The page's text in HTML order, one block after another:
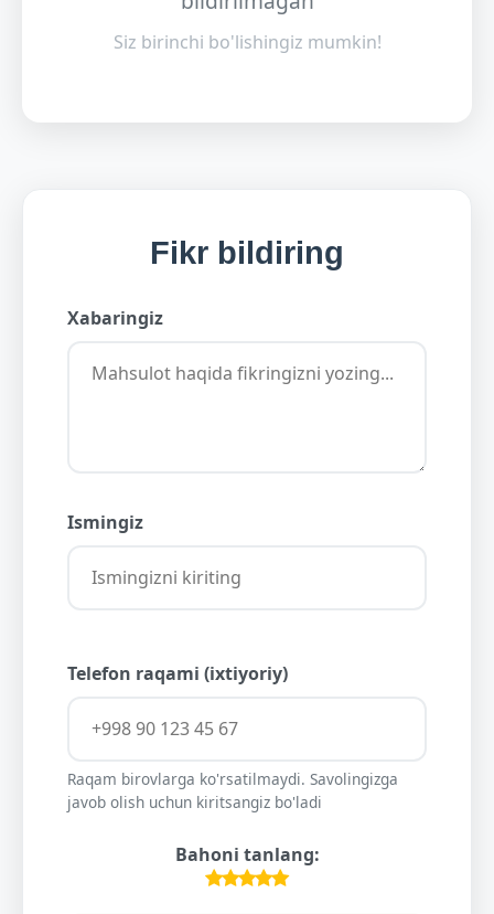
Siz birinchi bo'lishingiz mumkin!
Fikr bildiring
Xabaringiz
Ismingiz
Telefon raqami (ixtiyoriy)
Raqam birovlarga ko'rsatilmaydi. Savolingizga
javob olish uchun kiritsangiz bo'ladi
Bahoni tanlang: